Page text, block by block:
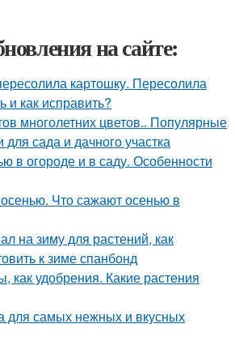
на сайте:
картошку. Пересолила
и как исправить?
многолетних цветов.. Популярные
для сада и дачного участка
в огороде и в саду. Особенности
Что сажают осенью в
на зиму для растений, как
к зиме спанбонд
как удобрения. Какие растения
для самых нежных и вкусных